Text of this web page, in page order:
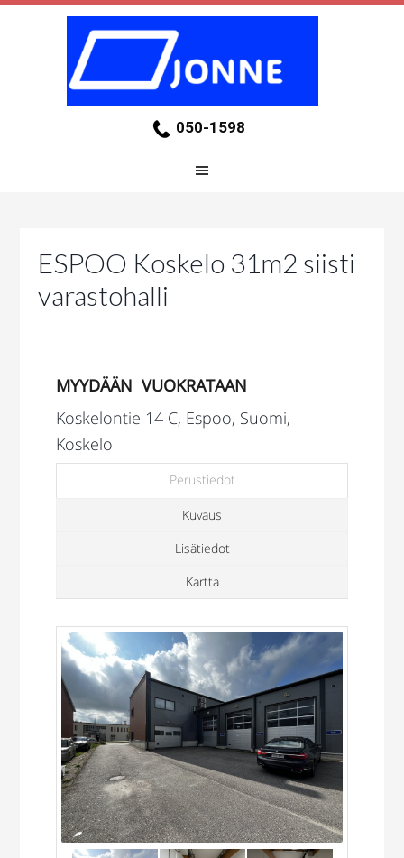
050-1598
ESPOO Koskelo 31m2 siisti
varastohalli
VUOKRATAAN
MYYDÄÄN
Koskelontie 14 C, Espoo, Suomi,
Koskelo
Perustiedot
Kuvaus
Lisätiedot
Kartta